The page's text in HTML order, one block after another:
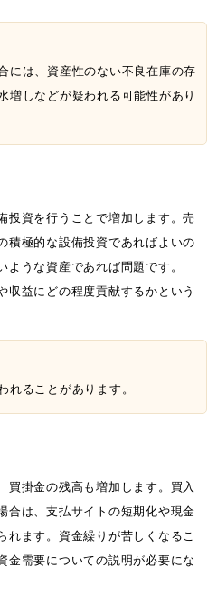
には、資産性のない不良在庫の存
増しなどが疑われる可能性があり
投資を行うことで増加します。売
積極的な設備投資であればよいの
うな資産であれば問題です。
収益にどの程度貢献するかという
れることがあります。
買掛金の残高も増加します。買入
合は、支払サイトの短期化や現金
れます。資金繰りが苦しくなるこ
金需要についての説明が必要にな